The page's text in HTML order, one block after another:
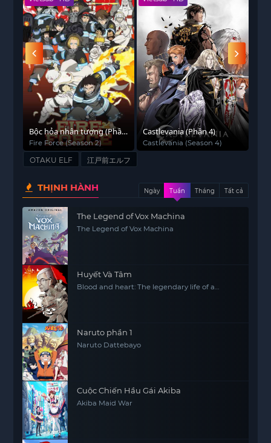
giả tưởng và đời thường, cùng các tình huống hài
hước, nhẹ nhàng nhưng cũng không kém phần
sâu sắc về tình bạn và sự trưởng thành. Những
khoảnh khắc vui nhộn xen lẫn cảm động tạo nên
sức hút đặc biệt, khiến người xem dễ dàng đồng
cảm với hành trình tự tìm kiếm bản thân của
nhân vật chính.
Ngoài ra,OTAKU ELF Sư
còn khai thác sâu sắc về
văn hóa otaku và các nét đặc trưng của thế giới
elf, tạo nên một không gian phim độc đáo, vừa
mang tính giải trí vừa giáo dục. Bộ anime này là
những câu chuyện cảm động, hài hước và giàu
Bộc hỏa nhân tượng (Phần
2)
Fire Force (Season 2)
Castlevania (Phần 4)
Castlevania (Season 4)
OTAKU ELF 江戸前エルフ
THỊNH HÀNH Ngày Tuần Tháng Tất cả
The Legend of Vox Machina
The Legend of Vox Machina
Huyết Và Tâm
Blood and heart: The legendary life of a
Naruto phần 1
Naruto Dattebayo
Cuộc Chiến Hầu Gái Akiba
Akiba Maid War